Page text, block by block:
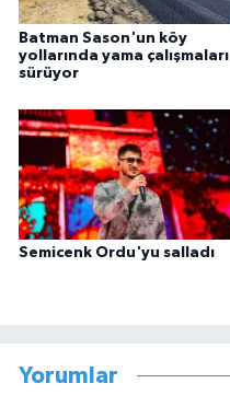
Batman Sason'un köy
yollarında yama çalışmaları
sürüyor
Semicenk Ordu'yu salladı
Yorumlar